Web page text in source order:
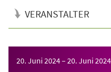
VERANSTALTER
20. Juni 2024– 20. Juni 2024